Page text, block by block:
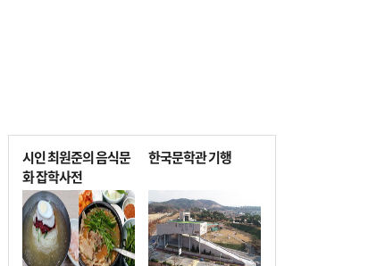
시인 최원준의 음식문
화 잡학사전
한국문학관 기행